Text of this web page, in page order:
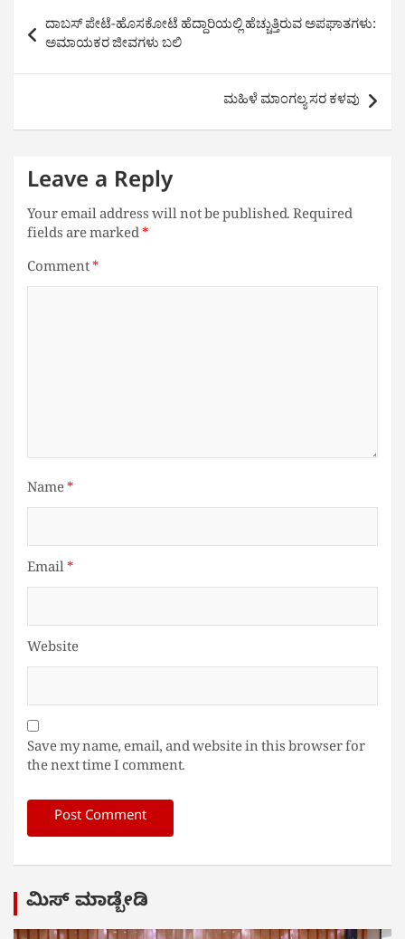
Post
navigation
ದಾಬಸ್ ಪೇಟೆ-ಹೊಸಕೋಟೆ ಹೆದ್ದಾರಿಯಲ್ಲಿ ಹೆಚ್ಚುತ್ತಿರುವ ಅಪಘಾತಗಳು:
ಅಮಾಯಕರ ಜೀವಗಳು ಬಲಿ
ಮಹಿಳೆ ಮಾಂಗಲ್ಯ ಸರ ಕಳವು
Leave a Reply
Your email address will not be published.Required
fields are marked*
Comment*
Name*
Email*
Website
Save my name, email, and website in this browser for
the next time I comment.
ಮಿಸ್ ಮಾಡ್ಬೇಡಿ